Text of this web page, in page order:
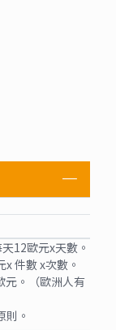
12歐元x天數。
件數 x次數。
元。（歐洲人有
。